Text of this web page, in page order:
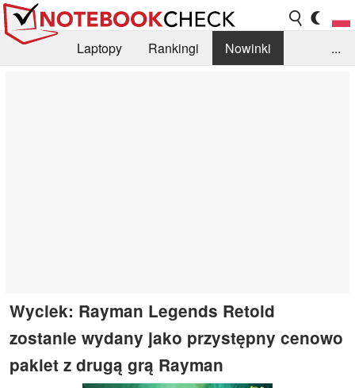
Laptopy Rankingi
Nowinki
...
Wyciek: Rayman Legends Retold
zostanie wydany jako przystępny cenowo
pakiet z drugą grą Rayman